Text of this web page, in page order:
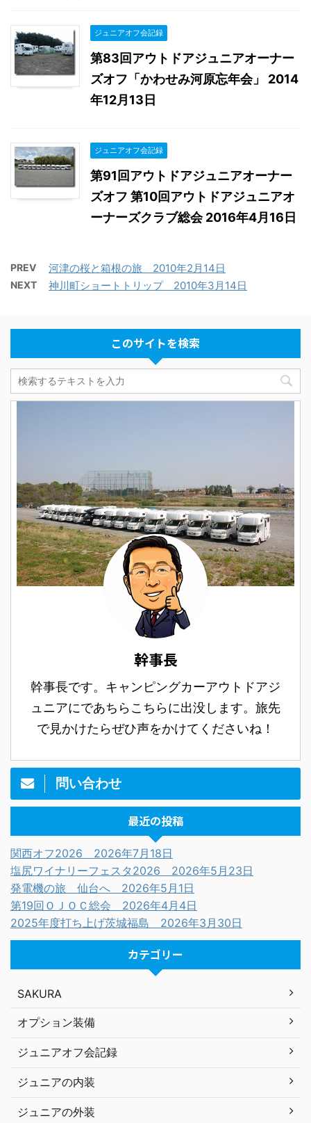
ジュニアオフ会記録
第83回アウトドアジュニアオーナー
ズオフ「かわせみ河原忘年会」 2014
年12月13日
ジュニアオフ会記録
第91回アウトドアジュニアオーナー
ズオフ 第10回アウトドアジュニアオ
ーナーズクラブ総会 2016年4月16日
PREV 河津の桜と箱根の旅 2010年2月14日
NEXT 神川町ショートトリップ 2010年3月14日
このサイトを検索
幹事長
幹事長です。キャンピングカーアウトドアジ
ュニアにであちらこちらに出没します。旅先
で見かけたらぜひ声をかけてくださいね！
問い合わせ
最近の投稿
関西オフ2026 2026年7月18日
塩尻ワイナリーフェスタ2026 2026年5月23日
発電機の旅 仙台へ 2026年5月1日
第19回ＯＪＯＣ総会 2026年4月4日
2025年度打ち上げ茨城福島 2026年3月30日
カテゴリー
SAKURA
オプション装備
ジュニアオフ会記録
ジュニアの内装
ジュニアの外装